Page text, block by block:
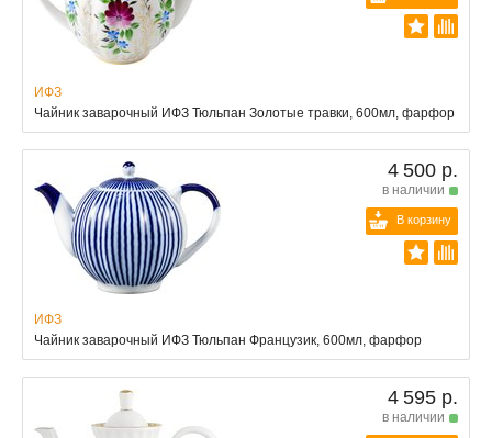
ИФЗ
Чайник заварочный ИФЗ Тюльпан Золотые травки, 600мл, фарфор
4 500 р.
в наличии
В корзину
ИФЗ
Чайник заварочный ИФЗ Тюльпан Французик, 600мл, фарфор
4 595 р.
в наличии